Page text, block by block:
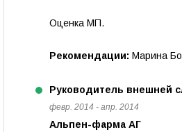
Оценка МП.
Рекомендации: Марина
Руководитель внешней
февр. 2014 - апр. 2014
Альпен-фарма АГ